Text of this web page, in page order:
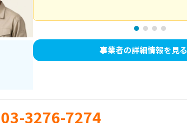
事業者の詳細情報を見る
03-3276-7274